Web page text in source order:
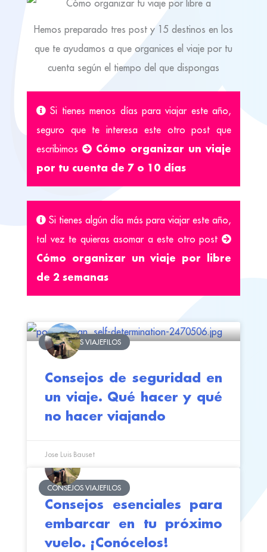
Hemos preparado tres post y 15 destinos en los
que te ayudamos a que organices el viaje por tu
cuenta según el tiempo del que dispongas
Si tienes menos días para viajar este año,
seguro que te interesa este otro post que
escribimos
Cómo organizar un viaje
por tu cuenta de 7 o 10 días
Si tienes algún día más para viajar este año,
tal vez te quieras asomar a este otro post
Cómo organizar un viaje por libre
de 2 semanas
CONSEJOS VIAJEFILOS
Consejos de seguridad en
un viaje. Qué hacer y qué
no hacer viajando
Jose Luis Bauset
CONSEJOS VIAJEFILOS
Consejos esenciales para
embarcar en tu próximo
vuelo. ¡Conócelos!